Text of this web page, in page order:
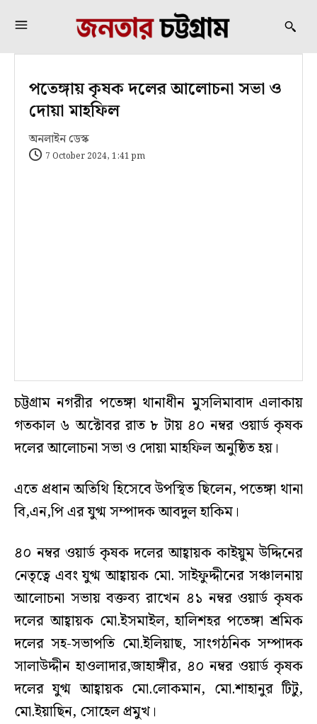
পতেঙ্গায় কৃষক দলের আলোচনা সভা ও
দোয়া মাহফিল
অনলাইন ডেস্ক
7 October 2024, 1:41 pm
চট্টগ্রাম নগরীর পতেঙ্গা থানাধীন মুসলিমাবাদ এলাকায়
গতকাল ৬ অক্টোবর রাত ৮ টায় ৪০ নম্বর ওয়ার্ড কৃষক
দলের আলোচনা সভা ও দোয়া মাহফিল অনুষ্ঠিত হয়।
এতে প্রধান অতিথি হিসেবে উপস্থিত ছিলেন, পতেঙ্গা থানা
বি,এন,পি এর যুগ্ম সম্পাদক আবদুল হাকিম।
৪০ নম্বর ওয়ার্ড কৃষক দলের আহ্বায়ক কাইয়ুম উদ্দিনের
নেতৃত্বে এবং যুগ্ম আহ্বায়ক মো. সাইফুদ্দীনের সঞ্চালনায়
আলোচনা সভায় বক্তব্য রাখেন ৪১ নম্বর ওয়ার্ড কৃষক
দলের আহ্বায়ক মো.ইসমাইল, হালিশহর পতেঙ্গা শ্রমিক
দলের সহ-সভাপতি মো.ইলিয়াছ, সাংগঠনিক সম্পাদক
সালাউদ্দীন হাওলাদার,জাহাঙ্গীর, ৪০ নম্বর ওয়ার্ড কৃষক
দলের যুগ্ম আহ্বায়ক মো.লোকমান, মো.শাহানুর টিটু,
মো.ইয়াছিন, সোহেল প্রমুখ।